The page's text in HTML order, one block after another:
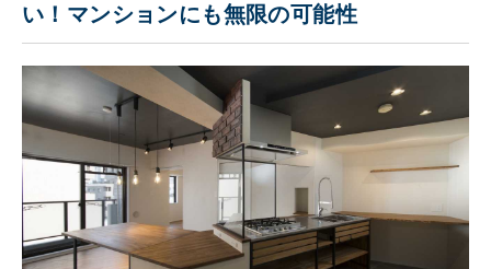
い！マンションにも無限の可能性